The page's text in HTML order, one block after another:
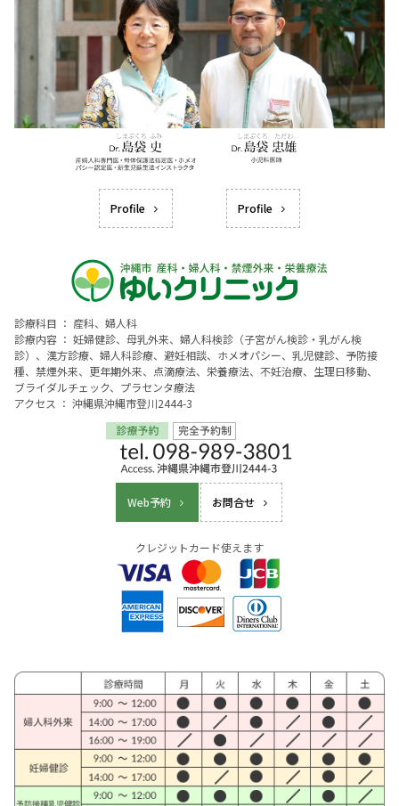
Profile Profile
診療科目 ： 産科、婦人科
診療内容 ： 妊婦健診、母乳外来、婦人科検診（子宮がん検診・乳がん検
診）、漢方診療、婦人科診療、避妊相談、ホメオパシー、乳児健診、予防接
種、禁煙外来、更年期外来、点滴療法、栄養療法、不妊治療、生理日移動、
ブライダルチェック、プラセンタ療法
アクセス ： 沖縄県沖縄市登川2444-3
Web予約 お問合せ
クレジットカード使えます